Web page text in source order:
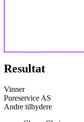
Resultat
Vinner
Pureservice AS
Andre tilbydere